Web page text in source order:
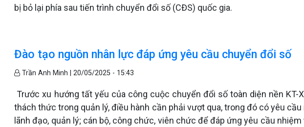
bị bỏ lại phía sau tiến trình chuyển đổi số (CĐS) quốc gia.
Đào tạo nguồn nhân lực đáp ứng yêu cầu chuyển đổi số
Trần Anh Minh |20/05/2025 - 15:43
Trước xu hướng tất yếu của công cuộc chuyển đổi số toàn diện nền KT-
thách thức trong quản lý, điều hành cần phải vượt qua, trong đó có yêu
lãnh đạo, quản lý; cán bộ, công chức, viên chức để đáp ứng yêu cầu